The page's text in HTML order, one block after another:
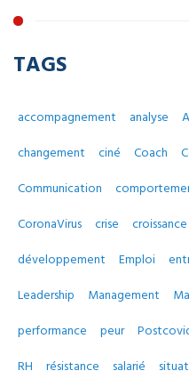
TAGS
accompagnement analyse
changement
ciné Coach
Communication
CoronaVirus
crise croissance
développement
Emploi
Leadership
Management
performance
peur
RH
résistance salarié